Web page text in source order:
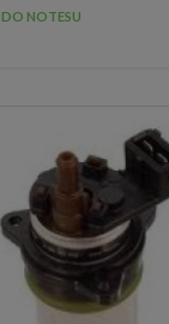
DO NOTESU